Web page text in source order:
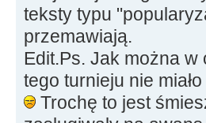
teksty typu
przemawiają.
Edit.Ps. Jak można w
tego turnieju nie
Trochę to jest